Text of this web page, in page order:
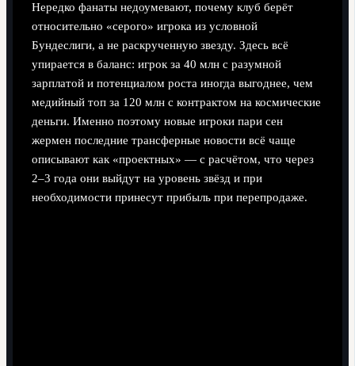
Нередко фанаты недоумевают, почему клуб берёт
относительно «серого» игрока из условной
Бундеслиги, а не раскрученную звезду. Здесь всё
упирается в баланс: игрок за 40 млн с разумной
зарплатой и потенциалом роста иногда выгоднее, чем
медийный топ за 120 млн с контрактом на космические
деньги. Именно поэтому новые игроки пари сен
жермен последние трансферные новости всё чаще
описывают как «проектных» — с расчётом, что через
2–3 года они выйдут на уровень звёзд и при
необходимости принесут прибыль при перепродаже.